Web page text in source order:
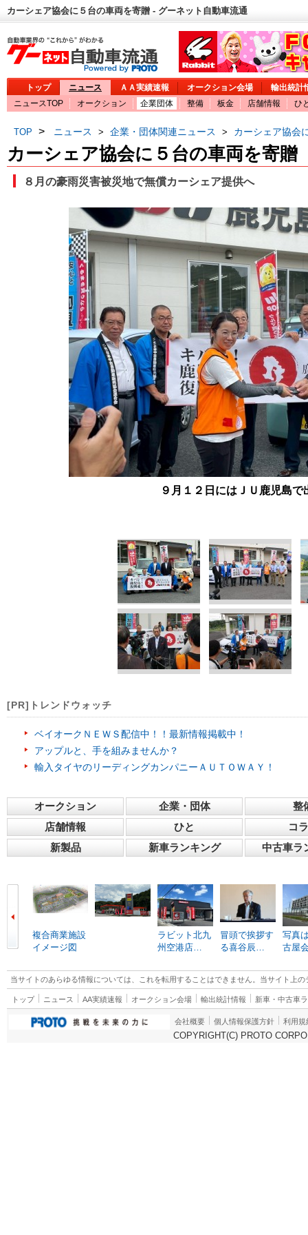
カーシェア協会に５台の車両を寄贈 - グーネット自動車流通
トップ ニュース ＡＡ実績速報 オークション会場
輸出統計
ニュースTOP
オークション 企業団体 整備 板金 店舗情報 ひ
TOP > ニュース > 企業・団体関連ニュース > カーシェア協会
カーシェア協会に５台の車両を寄贈
８月の豪雨災害被災地で無償カーシェア提供へ
９月１２日にはＪＵ鹿児島で
[PR]トレンドウォッチ
ベイオークＮＥＷＳ配信中！！最新情報掲載中！
アップルと、手を組みませんか？
輸入タイヤのリーディングカンパニーＡＵＴＯＷＡＹ！
オークション 企業・団体
整
店舗情報
ひと
コ
新製品
新車ランキング 中古車ラ
複合商業施設
イメージ図
ラビット北九
州空港店…
冒頭で挨拶す
る喜谷辰…
写真
古屋
当サイトのあらゆる情報については、これを転用することはできません。当サイト上
トップ ニュース AA実績速報 オークション会場 輸出統計情報 新車・中古車
会社概要 個人情報保護方針 利用規
COPYRIGHT(C) PROTO